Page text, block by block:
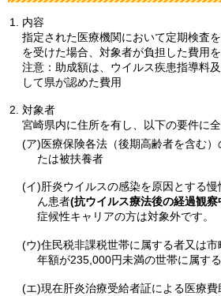
内容
指定された医療機関において定期検査
を受けた場合、対象者が負担した費用を
注意：助成額は、ウイルス疾患指導料
して県が認めた費用
対象者
宮崎県内に住所を有し、以下の要件に
(ア)医療保険各法（後期高齢者を含む）
たは被扶養者
(イ)肝炎ウイルスの感染を原因とする
ん患者(抗ウイルス療法後の経過観
症候性キャリアの方は対象外です。
(ウ)住民税非課税世帯に属する者又は
年額が235,000円未満の世帯に属す
(エ)現在肝炎治療受給者証による医療